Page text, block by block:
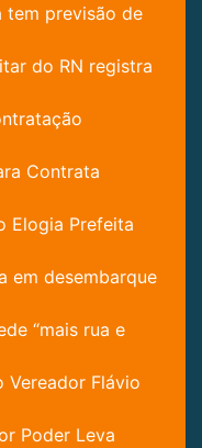
tem previsão de
do RN registra
Contrata
Elogia Prefeita
em desembarque
“mais rua e
Vereador Flávio
Poder Leva